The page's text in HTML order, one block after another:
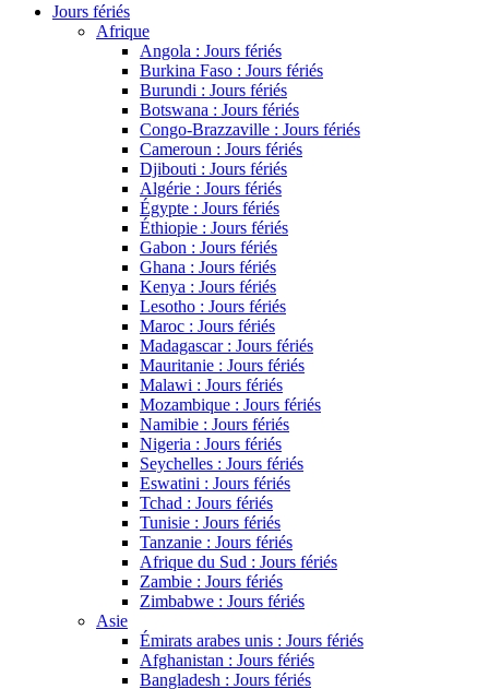
Jours fériés
Afrique
Angola : Jours fériés
Burkina Faso : Jours fériés
Burundi : Jours fériés
Botswana : Jours fériés
Congo-Brazzaville : Jours fériés
Cameroun : Jours fériés
Djibouti : Jours fériés
Algérie : Jours fériés
Égypte : Jours fériés
Éthiopie : Jours fériés
Gabon : Jours fériés
Ghana : Jours fériés
Kenya : Jours fériés
Lesotho : Jours fériés
Maroc : Jours fériés
Madagascar : Jours fériés
Mauritanie : Jours fériés
Malawi : Jours fériés
Mozambique : Jours fériés
Namibie : Jours fériés
Nigeria : Jours fériés
Seychelles : Jours fériés
Eswatini : Jours fériés
Tchad : Jours fériés
Tunisie : Jours fériés
Tanzanie : Jours fériés
Afrique du Sud : Jours fériés
Zambie : Jours fériés
Zimbabwe : Jours fériés
Asie
Émirats arabes unis : Jours fériés
Afghanistan : Jours fériés
Bangladesh : Jours fériés